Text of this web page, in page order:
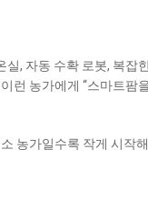
, 자동 수확 로봇, 복잡
런 농가에게 “스마트팜
농가일수록 작게 시작